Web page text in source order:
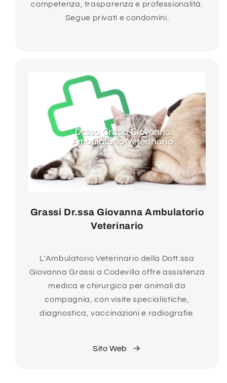
competenza, trasparenza e professionalità.
Segue privati e condomìni.
Grassi Dr.ssa Giovanna Ambulatorio
Veterinario
L'Ambulatorio Veterinario della Dott.ssa
Giovanna Grassi a Codevilla offre assistenza
medica e chirurgica per animali da
compagnia, con visite specialistiche,
diagnostica, vaccinazioni e radiografie.
Sito Web